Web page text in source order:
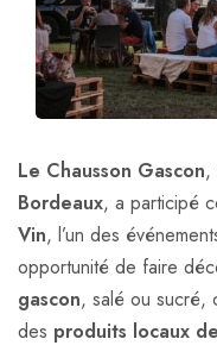
Le Chausson Gascon,
Bordeaux, a participé
Vin, l’un des
opportunité de faire
gascon, salé ou sucré,
des produits locaux